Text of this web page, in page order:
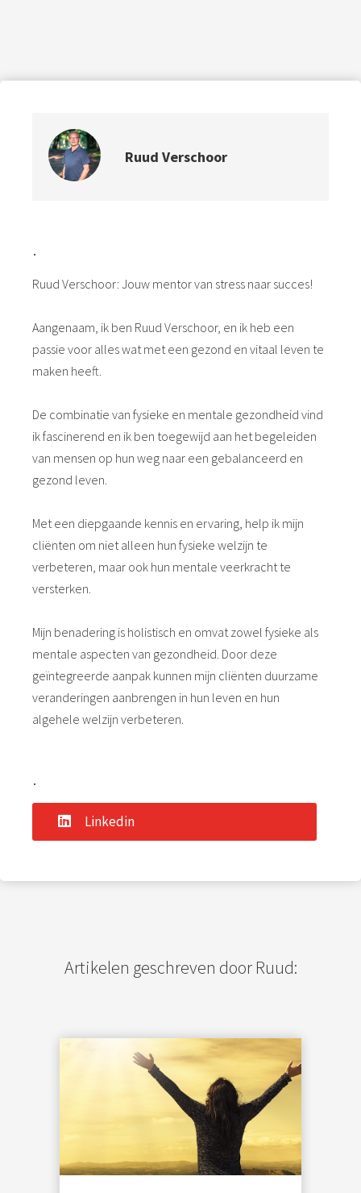
Ruud Verschoor
.
Ruud Verschoor: Jouw mentor van stress naar succes!
Aangenaam, ik ben Ruud Verschoor, en ik heb een
passie voor alles wat met een gezond en vitaal leven te
maken heeft.
De combinatie van fysieke en mentale gezondheid vind
ik fascinerend en ik ben toegewijd aan het begeleiden
van mensen op hun weg naar een gebalanceerd en
gezond leven.
Met een diepgaande kennis en ervaring, help ik mijn
cliënten om niet alleen hun fysieke welzijn te
verbeteren, maar ook hun mentale veerkracht te
versterken.
Mijn benadering is holistisch en omvat zowel fysieke als
mentale aspecten van gezondheid. Door deze
geïntegreerde aanpak kunnen mijn cliënten duurzame
veranderingen aanbrengen in hun leven en hun
algehele welzijn verbeteren.
.
Linkedin
Artikelen geschreven door Ruud: